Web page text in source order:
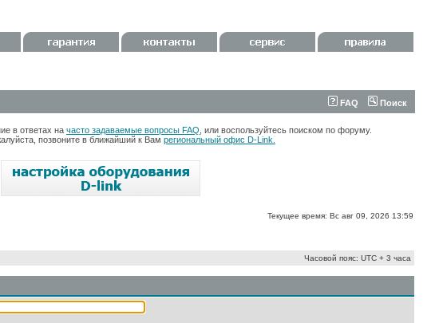
FAQ Поиск
в ответах на часто задаваемые вопросы FAQ , или воспользуйтесь поиском по форуму.
позвоните в ближайший к Вам региональный офис D-Link.
Текущее время: Вс авг 09, 2026 13:59
Часовой пояс: UTC + 3 часа